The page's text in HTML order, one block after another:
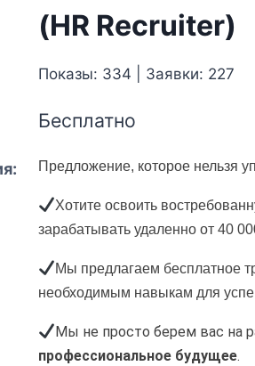
(HR Recruiter)
Показы: 334 | Заявки: 227
Бесплатно
Предложение, которое нельзя
Хотите освоить
зарабатывать удаленно от 40
Мы предлагаем бесплатное
необходимым навыкам для
Мы не просто берем вас на
профессиональное будущее.